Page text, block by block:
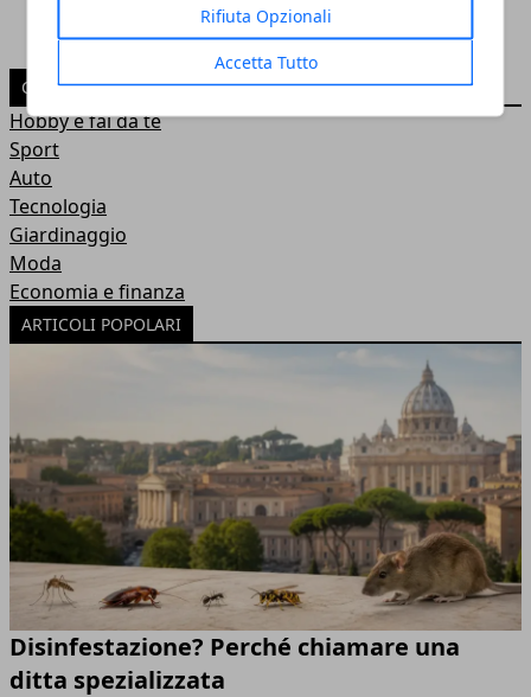
Rifiuta Opzionali
Accetta Tutto
CATEGORIE
Hobby e fai da te
Sport
Auto
Tecnologia
Giardinaggio
Moda
Economia e finanza
ARTICOLI POPOLARI
Disinfestazione? Perché chiamare una
ditta spezializzata